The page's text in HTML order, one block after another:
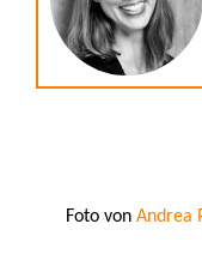
Foto von Andrea